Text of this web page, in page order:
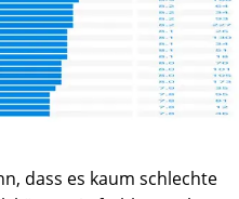
dass es kaum schlechte